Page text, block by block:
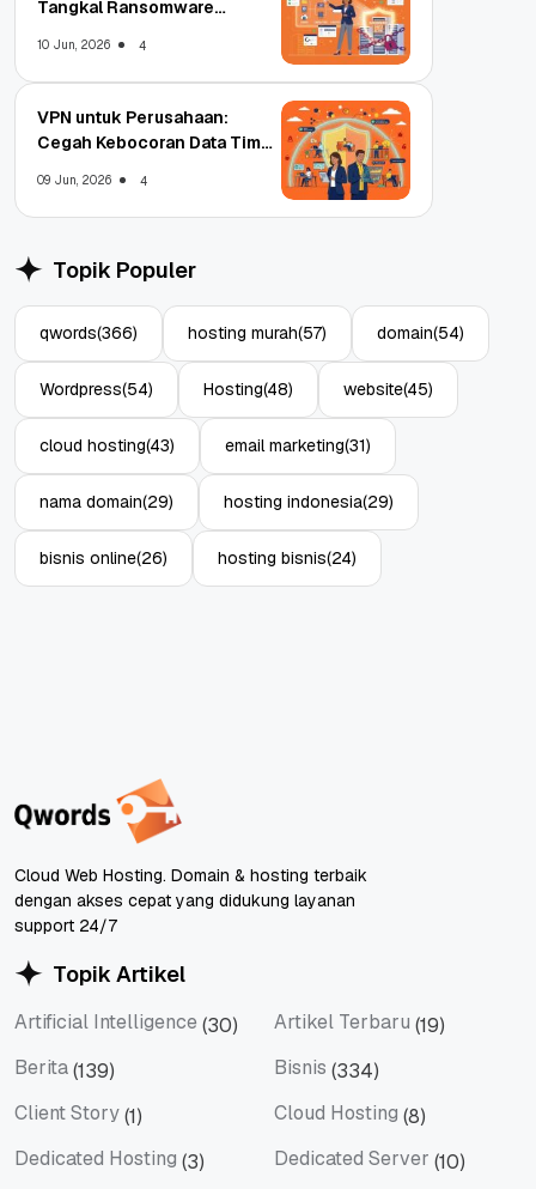
Tangkal Ransomware
10 Jun, 2026 4
VPN untuk Perusahaan:
Cegah Kebocoran Data Tim
09 Jun, 2026 4
Topik Populer
qwords(366) hosting murah(57) domain(54)
Wordpress(54) Hosting(48) website(45)
cloud hosting(43) email marketing(31)
nama domain(29) hosting indonesia(29)
bisnis online(26) hosting bisnis(24)
Cloud Web Hosting. Domain & hosting terbaik
dengan akses cepat yang didukung layanan
support 24/7
Topik Artikel
Artificial Intelligence (30) Artikel Terbaru (19)
Berita(139) Bisnis (334)
Client Story(1) Cloud Hosting (8)
Dedicated Hosting (3) Dedicated Server (10)